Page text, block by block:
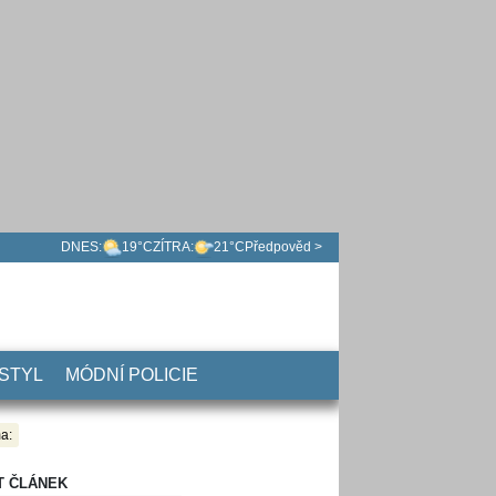
DNES: 19°CZÍTRA: 21°C Předpověd >
MÓDNÍ POLICIE
ČLÁNEK